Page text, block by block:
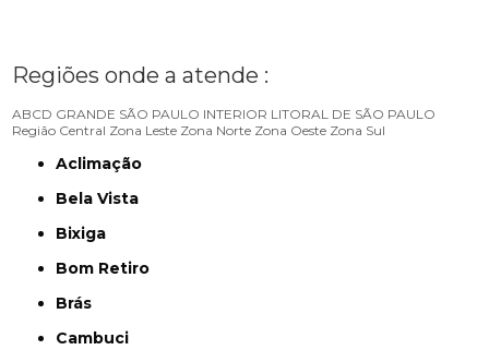
Regiões onde a atende :
ABCD GRANDE SÃO PAULO INTERIOR LITORAL DE SÃO PAULO
Região Central Zona Leste Zona Norte Zona Oeste Zona Sul
Aclimação
Bela Vista
Bixiga
Bom Retiro
Brás
Cambuci